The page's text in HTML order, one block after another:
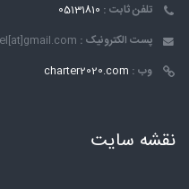
تلفن ثابت : 05131810
پست الکترونیک :
وب : charter2020.com
نقشه سایت